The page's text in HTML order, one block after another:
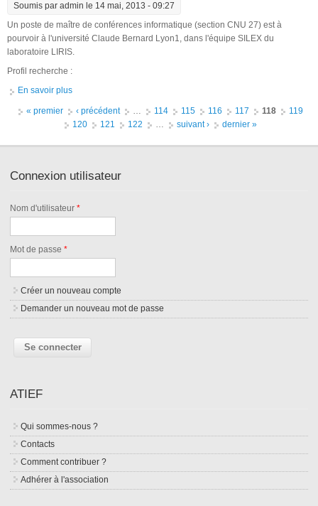
Soumis par admin le 14 mai, 2013 - 09:27
Un poste de maître de conférences informatique (section CNU 27) est à
pourvoir à l'université Claude Bernard Lyon1, dans l'équipe SILEX du
laboratoire LIRIS.
Profil recherche :
En savoir plus
Pages« premier ‹ précédent … 114 115 116 117 118
119
120
121 122 … suivant › dernier »
Connexion utilisateur
Nom d'utilisateur*
Mot de passe*
Créer un nouveau compte
Demander un nouveau mot de passe
ATIEF
Qui sommes-nous ?
Contacts
Comment contribuer ?
Adhérer à l'association